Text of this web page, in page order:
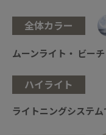
全体カラー
ムーンライト・ ビーチ
ハイライト
ライトニングシステ